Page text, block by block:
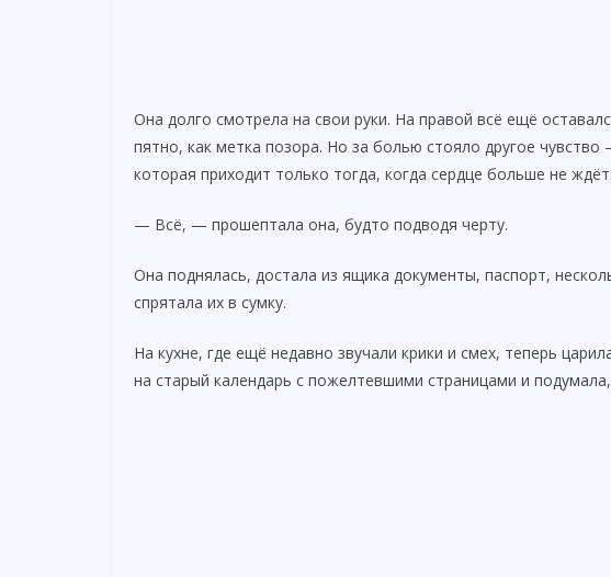
Она долго смотрела на свои руки. На правой всё ещё
пятно, как метка позора. Но за болью стояло другое
которая приходит только тогда, когда сердце больше не ждёт.
— Всё, — прошептала она, будто подводя черту.
Она поднялась, достала из ящика документы, паспорт,
спрятала их в сумку.
На кухне, где ещё недавно звучали крики и смех, теперь
на старый календарь с пожелтевшими страницами и